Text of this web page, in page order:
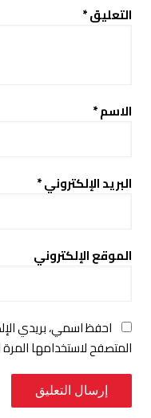
التعليق*
الاسم*
البريد الإلكتروني*
الموقع الإلكتروني
احفظ اسمي، بريدي
المتصفح لاستخدامها